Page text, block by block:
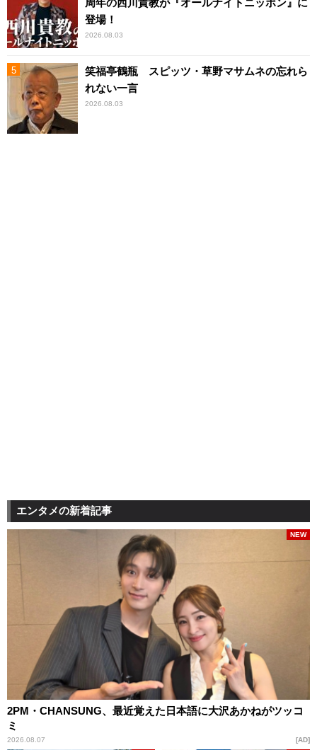
周年の西川貴教が『オールナイトニッポン』に
登場！
2026.08.03
笑福亭鶴瓶 スピッツ・草野マサムネの忘れら
れない一言
2026.08.03
エンタメの新着記事
2PM・CHANSUNG、最近覚えた日本語に大沢あかねがツッコ
ミ
2026.08.07
NEW
AD